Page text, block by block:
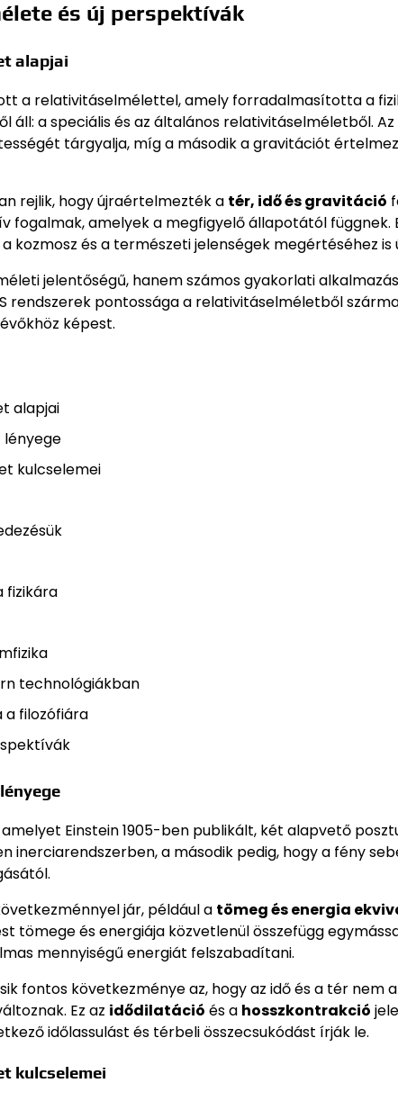
és új perspektívák
alapjai
a relativitáselmélettel, amely forradalmasította a
áll: a speciális és az általános relativitáselméletből.
tárgyalja, míg a második a gravitációt
rejlik, hogy újraértelmezték a tér, idő és gravitáció
fogalmak, amelyek a megfigyelő állapotától függnek.
kozmosz és a természeti jelenségek megértéséhez
jelentőségű, hanem számos gyakorlati
rendszerek pontossága a relativitáselméletből
képest.
alapjai
lényege
kulcselemei
fizikára
technológiákban
a filozófiára
amelyet Einstein 1905-ben publikált, két alapvető
inerciarendszerben, a második pedig, hogy a fény
jár, például a tömeg és energia
tömege és energiája közvetlenül összefügg
mennyiségű energiát felszabadítani.
fontos következménye az, hogy az idő és a tér nem
Ez az idődilatáció és a hosszkontrakció
időlassulást és térbeli összecsukódást írják le.
kulcselemei